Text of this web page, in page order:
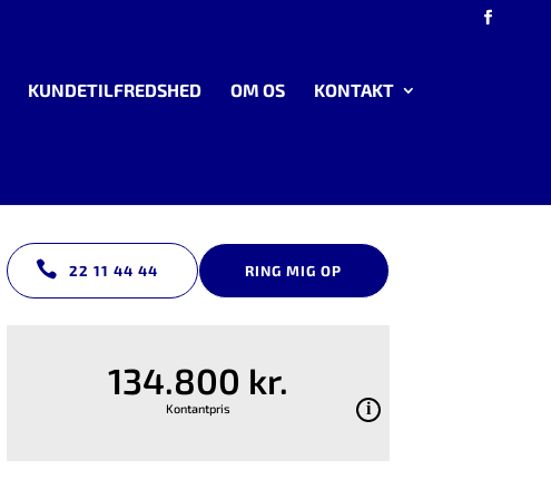
KUNDETILFREDSHED OM OS KONTAKT
22 11 44 44 RING MIG OP
134.800 kr.
Kontantpris